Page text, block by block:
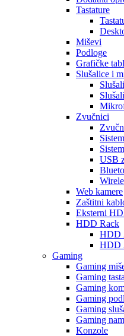
Tastature
Miševi
Podloge
Grafičke
Slušalice i
Zvučnici
USB
Web kamere
Zaštitni
Eksterni
HDD Rack
HDD
HDD
Gaming
Gaming
Gaming
Gaming
Gaming
Gaming
Gaming
Konzole